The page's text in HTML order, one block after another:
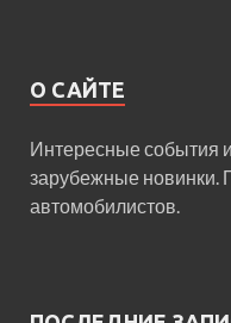
О САЙТЕ
Интересные события
зарубежные новинки.
автомобилистов.